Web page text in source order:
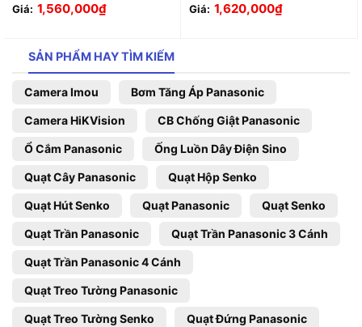
Giá: 1,560,000₫ Giá: 1,620,000₫
SẢN PHẨM HAY TÌM KIẾM
Camera Imou Bơm Tăng Áp Panasonic
Camera HiKVision CB Chống Giật Panasonic
Ổ Cắm Panasonic Ống Luồn Dây Điện Sino
Quạt Cây Panasonic Quạt Hộp Senko
Quạt Hút Senko Quạt Panasonic Quạt Senko
Quạt Trần Panasonic Quạt Trần Panasonic 3 Cánh
Quạt Trần Panasonic 4 Cánh
Quạt Treo Tường Panasonic
Quạt Treo Tường Senko Quạt Đứng Panasonic